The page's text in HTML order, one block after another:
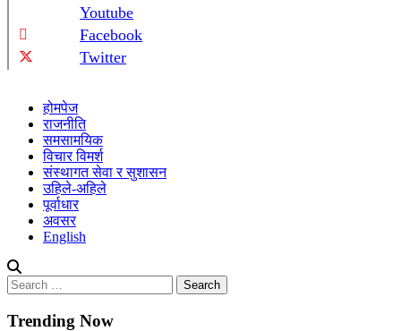
Youtube
Facebook
Twitter
होमपेज
राजनीति
समसामयिक
विचार विमर्श
संस्थागत सेवा र सुशासन
उहिले-अहिले
पूर्वाधार
अवसर
English
Search
for:
Trending Now